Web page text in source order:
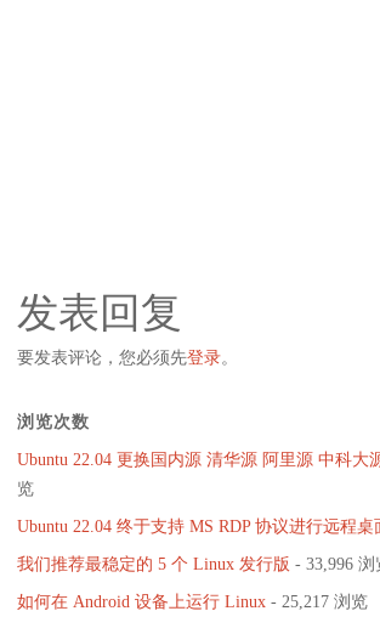
发表回复
要发表评论，您必须先登录。
浏览次数
Ubuntu 22.04 更换国内源 清华源 阿里源 中科大
览
Ubuntu 22.04 终于支持 MS RDP 协议进行远程桌
我们推荐最稳定的 5 个 Linux 发行版 - 33,996 浏
如何在 Android 设备上运行 Linux- 25,217 浏览